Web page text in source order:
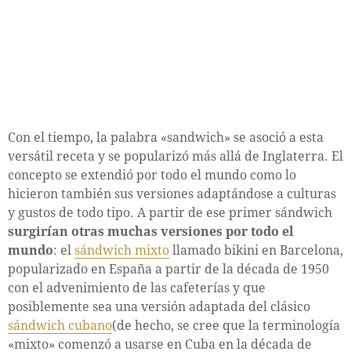
Con el tiempo, la palabra «sandwich» se asoció a esta
versátil receta y se popularizó más allá de Inglaterra. El
concepto se extendió por todo el mundo como lo
hicieron también sus versiones adaptándose a culturas
y gustos de todo tipo. A partir de ese primer sándwich
surgirían otras muchas versiones por todo el
mundo: el sándwich mixto llamado bikini en Barcelona,
popularizado en España a partir de la década de 1950
con el advenimiento de las cafeterías y que
posiblemente sea una versión adaptada del clásico
sándwich cubano(de hecho, se cree que la terminología
«mixto» comenzó a usarse en Cuba en la década de